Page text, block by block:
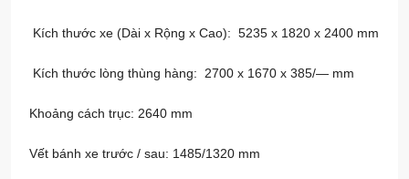
Kích thước xe (Dài x Rộng x Cao): 5235 x 1820 x 2400 mm
Kích thước lòng thùng hàng: 2700 x 1670 x 385/— mm
Khoảng cách trục: 2640 mm
Vết bánh xe trước / sau: 1485/1320 mm